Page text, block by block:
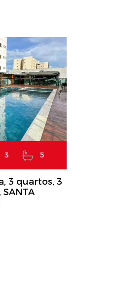
3 5
3 quartos, 3